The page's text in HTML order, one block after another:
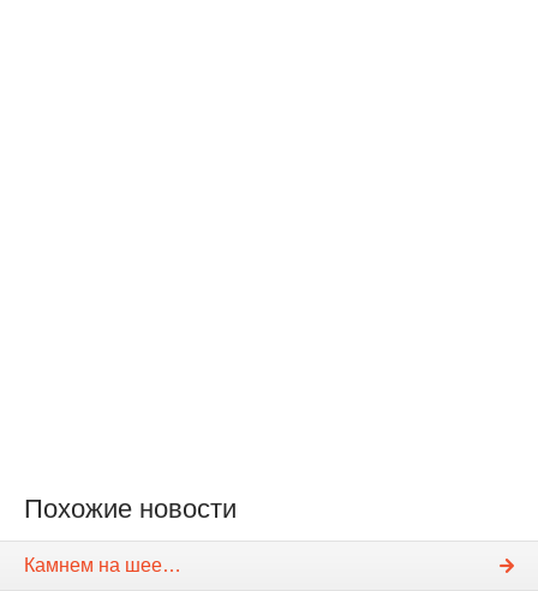
Похожие новости
Камнем на шее…